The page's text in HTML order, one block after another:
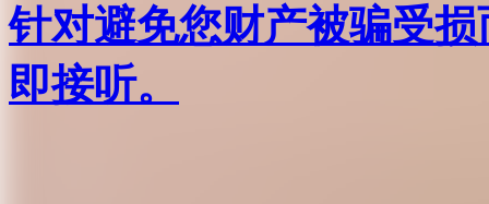
针对避免您财产被骗受
即接听。